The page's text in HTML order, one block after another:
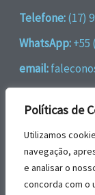
Políticas de
Utilizamos
navegação,
e analisar o
concorda com o
Telefone:(17)
WhatsApp:+55
email:
Rua Jatai, nº 81
CEP: 15385-044
Jardim das
© | GBR